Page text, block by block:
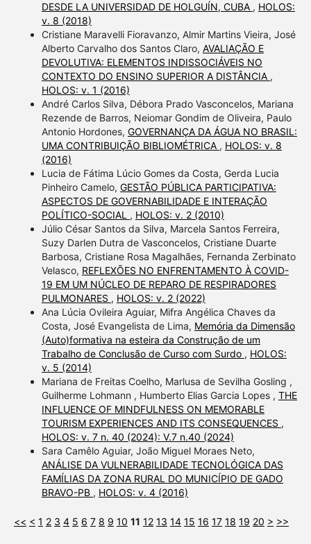
DESDE LA UNIVERSIDAD DE HOLGUÍN, CUBA , HOLOS:
v. 8 (2018)
Cristiane Maravelli Fioravanzo, Almir Martins Vieira, José
Alberto Carvalho dos Santos Claro, AVALIAÇÃO E
DEVOLUTIVA: ELEMENTOS INDISSOCIÁVEIS NO
CONTEXTO DO ENSINO SUPERIOR A DISTÂNCIA ,
HOLOS: v. 1 (2016)
André Carlos Silva, Débora Prado Vasconcelos, Mariana
Rezende de Barros, Neiomar Gondim de Oliveira, Paulo
Antonio Hordones, GOVERNANÇA DA ÁGUA NO BRASIL:
UMA CONTRIBUIÇÃO BIBLIOMÉTRICA , HOLOS: v. 8
(2016)
Lucia de Fátima Lúcio Gomes da Costa, Gerda Lucia
Pinheiro Camelo, GESTÃO PÚBLICA PARTICIPATIVA:
ASPECTOS DE GOVERNABILIDADE E INTERAÇÃO
POLÍTICO-SOCIAL , HOLOS: v. 2 (2010)
Júlio César Santos da Silva, Marcela Santos Ferreira,
Suzy Darlen Dutra de Vasconcelos, Cristiane Duarte
Barbosa, Cristiane Rosa Magalhães, Fernanda Zerbinato
Velasco, REFLEXÕES NO ENFRENTAMENTO À COVID-
19 EM UM NÚCLEO DE REPARO DE RESPIRADORES
PULMONARES , HOLOS: v. 2 (2022)
Ana Lúcia Ovileira Aguiar, Mifra Angélica Chaves da
Costa, José Evangelista de Lima, Memória da Dimensão
(Auto)formativa na esteira da Construção de um
Trabalho de Conclusão de Curso com Surdo , HOLOS:
v. 5 (2014)
Mariana de Freitas Coelho, Marlusa de Sevilha Gosling ,
Guilherme Lohmann , Humberto Elias Garcia Lopes , THE
INFLUENCE OF MINDFULNESS ON MEMORABLE
TOURISM EXPERIENCES AND ITS CONSEQUENCES ,
HOLOS: v. 7 n. 40 (2024): V.7 n.40 (2024)
Sara Camêlo Aguiar, João Miguel Moraes Neto,
ANÁLISE DA VULNERABILIDADE TECNOLÓGICA DAS
FAMÍLIAS DA ZONA RURAL DO MUNICÍPIO DE GADO
BRAVO-PB , HOLOS: v. 4 (2016)
<< < 1 2 3 4 5 6 7 8 9 10 11 12 13 14 15 16 17 18 19 20 > >>